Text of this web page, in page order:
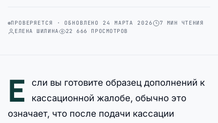
ПРОВЕРЯЕТСЯ · ОБНОВЛЕНО 24 МАРТА 2026
7 МИН ЧТЕНИЯ
ЕЛЕНА ШИЛИНА
22 666 ПРОСМОТРОВ
Е
сли вы готовите образец дополнений к
кассационной жалобе, обычно это
означает, что после подачи кассации